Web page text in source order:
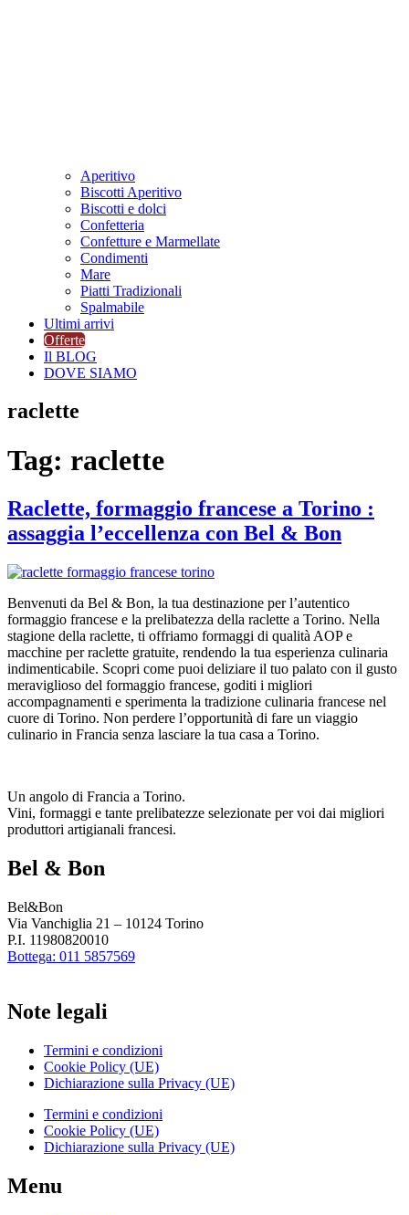
Aperitivo
Biscotti Aperitivo
Biscotti e dolci
Confetteria
Confetture e Marmellate
Condimenti
Mare
Piatti Tradizionali
Spalmabile
Ultimi arrivi
Offerte
Il BLOG
DOVE SIAMO
raclette
Tag: raclette
Raclette, formaggio francese a Torino :
assaggia l’eccellenza con Bel & Bon
Benvenuti da Bel & Bon, la tua destinazione per l’autentico
formaggio francese e la prelibatezza della raclette a Torino. Nella
stagione della raclette, ti offriamo formaggi di qualità AOP e
macchine per raclette gratuite, rendendo la tua esperienza culinaria
indimenticabile. Scopri come puoi deliziare il tuo palato con il gusto
meraviglioso del formaggio francese, goditi i migliori
accompagnamenti e sperimenta la tradizione culinaria francese nel
cuore di Torino. Non perdere l’opportunità di fare un viaggio
culinario in Francia senza lasciare la tua casa a Torino.
Un angolo di Francia a Torino.
Vini, formaggi e tante prelibatezze selezionate per voi dai migliori
produttori artigianali francesi.
Bel & Bon
Bel&Bon
Via Vanchiglia 21 – 10124 Torino
P.I. 11980820010
Bottega: 011 5857569
Note legali
Termini e condizioni
Cookie Policy (UE)
Dichiarazione sulla Privacy (UE)
Termini e condizioni
Cookie Policy (UE)
Dichiarazione sulla Privacy (UE)
Menu